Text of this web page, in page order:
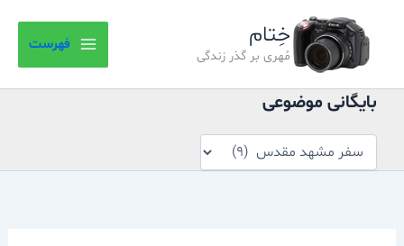
خِتام
مُهری بر گذر زندگی
فهرست
بایگانی موضوعی
موضوعی